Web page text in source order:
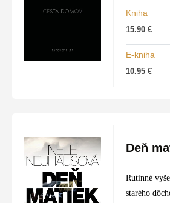
Kniha
15.90€
E-kniha
10.95€
Deň
Rutinné
starého